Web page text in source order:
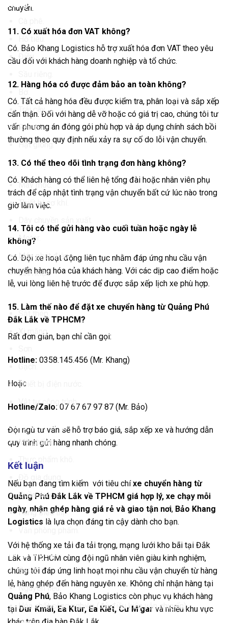
Hàng nông sản
Điều.
Trái cây.
Rau củ.
Hạt giống.
Hàng công nghiệp
Máy móc.
Thiết bị cơ khí.
Motor.
Máy phát điện.
Linh kiện.
Sắt thép.
Xi măng.
Thiết bị điện nước.
Vật tư công trình.
Hàng tiêu dùng
Mỹ phẩm.
Thực phẩm khô.
Quần áo.
Hàng siêu thị.
Hàng sản xuất
Bao bì.
Nguyên liệu.
Hóa chất công nghiệp (đủ điều kiện vận chuyển).
chuyển.
11. Có xuất hóa đơn VAT không?
Có. Bảo Khang Logistics hỗ trợ xuất hóa đơn VAT theo yêu
cầu đối với khách hàng doanh nghiệp và tổ chức.
12. Hàng hóa có được đảm bảo an toàn không?
Có. Tất cả hàng hóa đều được kiểm tra, phân loại và sắp xếp
cẩn thận. Đối với hàng dễ vỡ hoặc có giá trị cao, chúng tôi tư
vấn phương án đóng gói phù hợp và áp dụng chính sách bồi
thường theo quy định nếu xảy ra sự cố do lỗi vận chuyển.
13. Có thể theo dõi tình trạng đơn hàng không?
Có. Khách hàng có thể liên hệ tổng đài hoặc nhân viên phụ
trách để cập nhật tình trạng vận chuyển bất cứ lúc nào trong
giờ làm việc.
14. Tôi có thể gửi hàng vào cuối tuần hoặc ngày lễ
không?
Có. Đội xe hoạt động liên tục nhằm đáp ứng nhu cầu vận
chuyển hàng hóa của khách hàng. Với các dịp cao điểm hoặc
lễ, vui lòng liên hệ trước để được sắp xếp lịch xe phù hợp.
15. Làm thế nào để đặt xe chuyển hàng từ Quảng Phú
Đắk Lắk về TPHCM?
Rất đơn giản, bạn chỉ cần gọi:
Hotline: 0358.145.456 (Mr. Khang)
Hoặc
Hotline/Zalo: 07 67 67 97 87 (Mr. Bảo)
Đội ngũ tư vấn sẽ hỗ trợ báo giá, sắp xếp xe và hướng dẫn
quy trình gửi hàng nhanh chóng.
Kết luận
Nếu bạn đang tìm kiếm với tiêu chíxe chuyển hàng từ
Quảng Phú Đắk Lắk về TPHCM giá hợp lý, xe chạy mỗi
ngày, nhận ghép hàng giá rẻ và giao tận nơi, Bảo Khang
Logistics là lựa chọn đáng tin cậy dành cho bạn.
Với hệ thống xe tải đa tải trọng, mạng lưới kho bãi tại Đắk
Lắk và TP.HCM cùng đội ngũ nhân viên giàu kinh nghiệm,
chúng tôi đáp ứng linh hoạt mọi nhu cầu vận chuyển từ hàng
lẻ, hàng ghép đến hàng nguyên xe. Không chỉ nhận hàng tại
Quảng Phú, Bảo Khang Logistics còn phục vụ khách hàng
tại Dur Kmăl, Ea Ktur, Ea Kiết, Cư M’gar và nhiều khu vực